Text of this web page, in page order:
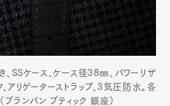
、SSケース、ケース径38㎜、パワーリザ
アリゲーターストラップ、3気圧防水。各
ランパン ブティック 銀座）